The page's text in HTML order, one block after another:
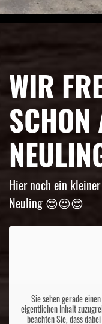
WIR
SCHON
Hier noch ein
Neuling 😍😍😍
Sie sehen gerade
eigentlichen Inhalt
beachten Sie, dass